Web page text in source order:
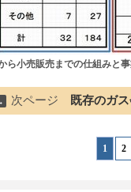
小売販売までの仕組みと
次ページ 既存のガ
1 2